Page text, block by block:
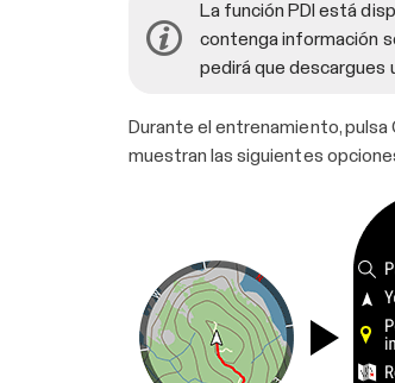
La función PDI está
contenga información
pedirá que descargues
Durante el entrenamiento, pulsa
muestran las siguientes